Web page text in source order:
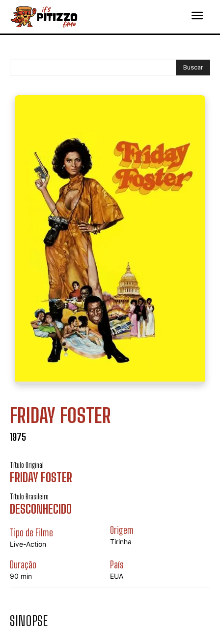
Buscar
FRIDAY FOSTER
1975
Título Original
FRIDAY FOSTER
Título Brasileiro
DESCONHECIDO
Tipo de Filme
Live-Action
Origem
Tirinha
Duração
90 min
País
EUA
SINOPSE